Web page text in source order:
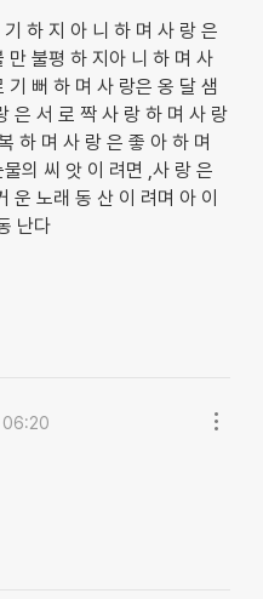
하 지 아 니 하 며 사 랑 은
만 불평 하 지아 니 하 며 사
기 뻐 하 며 사 랑은 옹 달 샘
은 서 로 짝 사 랑 하 며 사 랑
하 며 사 랑 은 좋 아 하 며
의 씨 앗 이 려면 ,사 랑 은
운 노래 동 산 이 려며 아 이
난다